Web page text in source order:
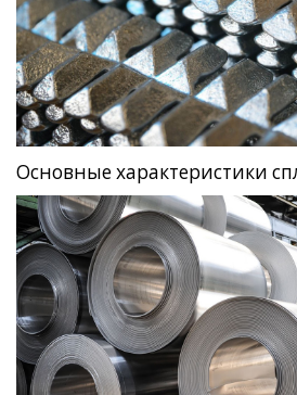
Основные характеристики